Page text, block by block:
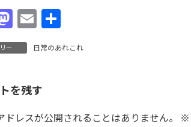
M
as
to
o
n
E
ai
ー 日常のあれこれ
を残す
ドレスが公開されることはありません。 ※